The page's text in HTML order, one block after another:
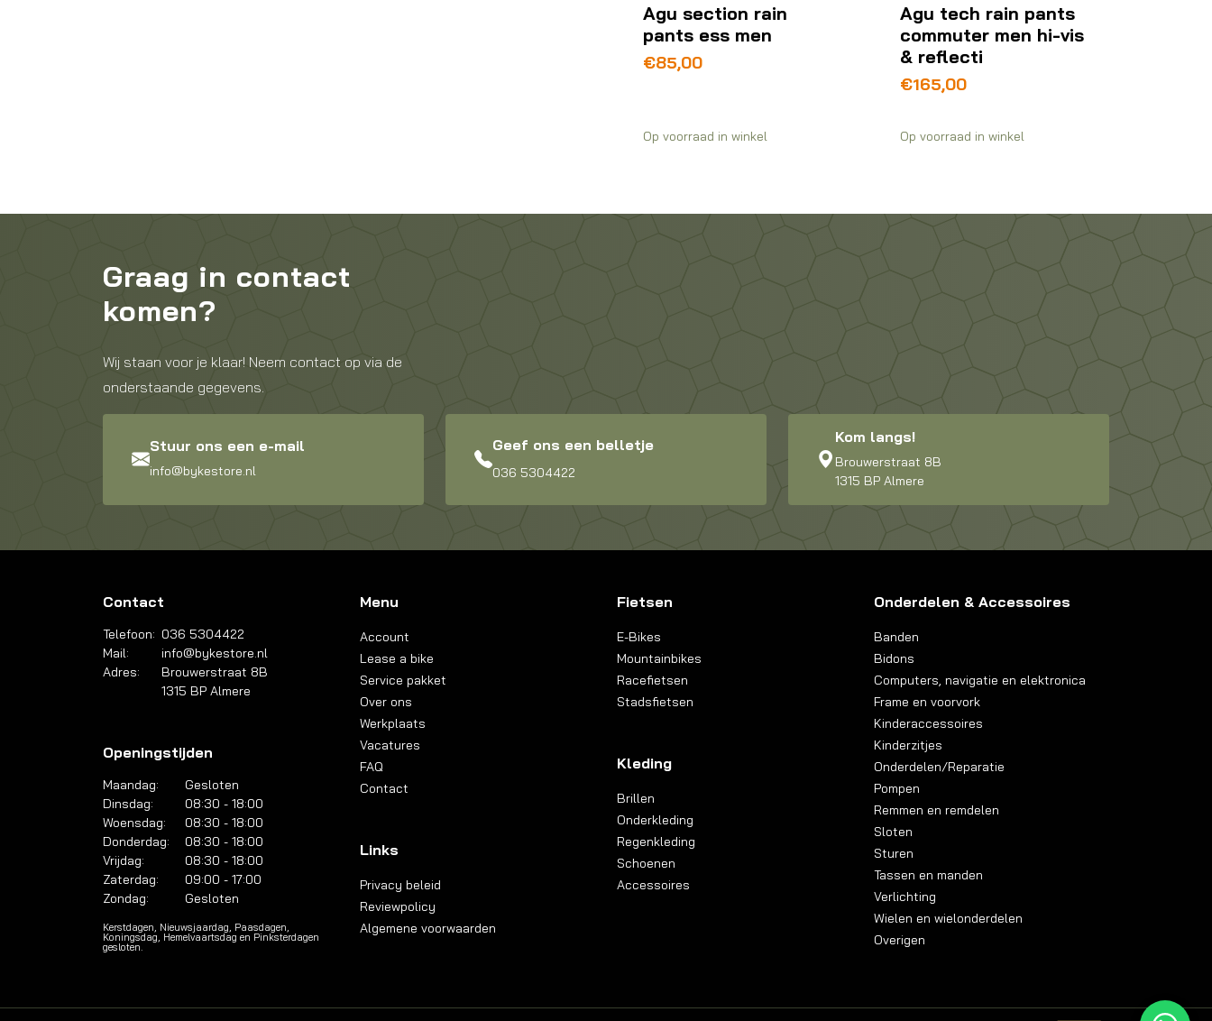
Agu section rain
pants ess men
€85,00
Op voorraad in winkel
Agu tech rain pants
commuter men hi-vis
& reflecti
€165,00
Op voorraad in winkel
Graag in contact
komen?
Wij staan voor je klaar! Neem contact op via de
onderstaande gegevens.
Stuur ons een e-mail
info@bykestore.nl
Geef ons een belletje
036 5304422
Kom langs!
Brouwerstraat 8B
1315 BP Almere
Contact
Telefoon: 036 5304422
Mail:
info@bykestore.nl
Adres:
Brouwerstraat 8B
1315 BP Almere
Openingstijden
Maandag:
Gesloten
Dinsdag:
08:30 - 18:00
Woensdag:
08:30 - 18:00
Donderdag:
08:30 - 18:00
Vrijdag:
08:30 - 18:00
Zaterdag:
09:00 - 17:00
Zondag:
Gesloten
Kerstdagen, Nieuwsjaardag, Paasdagen,
Koningsdag, Hemelvaartsdag en Pinksterdagen
gesloten.
Menu
Account
Lease a bike
Service pakket
Over ons
Werkplaats
Vacatures
FAQ
Contact
Links
Privacy beleid
Reviewpolicy
Algemene voorwaarden
Fietsen
E-Bikes
Mountainbikes
Racefietsen
Stadsfietsen
Kleding
Brillen
Onderkleding
Regenkleding
Schoenen
Accessoires
Onderdelen & Accessoires
Banden
Bidons
Computers, navigatie en elektronica
Frame en voorvork
Kinderaccessoires
Kinderzitjes
Onderdelen/Reparatie
Pompen
Remmen en remdelen
Sloten
Sturen
Tassen en manden
Verlichting
Wielen en wielonderdelen
Overigen